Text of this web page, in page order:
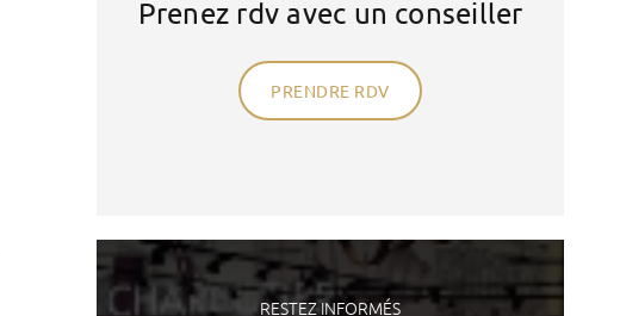
Prenez rdv avec un conseiller
PRENDRE RDV
RESTEZ INFORMÉS